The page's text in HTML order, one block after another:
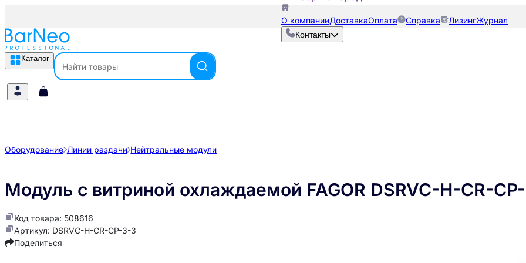
О компанииДоставкаОплата Справка ЛизингЖурнал
Контакты
Каталог
Оборудование Линии раздачи Нейтральные модули
Модуль с витриной охлаждаемой FAGOR DSRVC-H-CR-
Код товара: 508616
Артикул: DSRVC-H-CR-CP-3-3
Поделиться